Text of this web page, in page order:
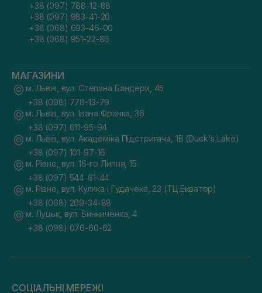
+38 (097) 788-12-88
+38 (097) 983-41-20
+38 (068) 693-46-00
+38 (068) 951-22-86
МАГАЗИНИ
м. Львів, вул. Степана Бандери, 45
+38 (098) 778-13-79
м. Львів, вул. Івана Франка, 36
+38 (097) 611-95-94
м. Львів, вул. Академіка Підстригача, 1В (Duck's Lake)
+38 (097) 101-97-16
м. Рівне, вул. 16-го Липня, 15
+38 (097) 544-61-44
м. Рівне, вул. Кулика і Гудачека, 23 (ТЦ Екватор)
+38 (068) 209-34-88
м. Луцьк, вул. Винниченка, 4
+38 (098) 076-60-62
СОЦІАЛЬНІ МЕРЕЖІ